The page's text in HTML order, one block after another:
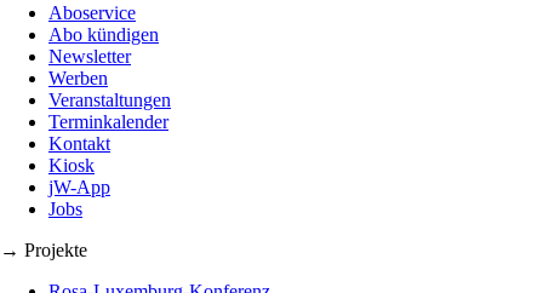
Aboservice
Abo kündigen
Newsletter
Werben
Veranstaltungen
Terminkalender
Kontakt
Kiosk
jW-App
Jobs
→ Projekte